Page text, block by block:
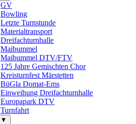
GV
Bowling
Letzte Turnstunde
Materialtransport
Dreifachturnhalle
Maibummel
Maibummel DTV/FTV
125 Jahre Gemischten Chor
Kreisturnfest Märstetten
BüGla Domat-Ems
Einweihung Dreifachturnhalle
Europapark DTV
Turnfahrt
▼